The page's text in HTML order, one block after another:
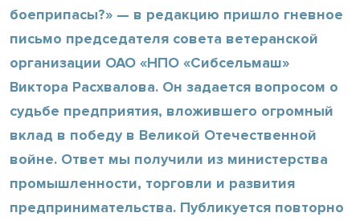
боеприпасы?» — в редакцию пришло гневное
письмо председателя совета ветеранской
организации ОАО «НПО «Сибсельмаш»
Виктора Расхвалова. Он задается вопросом о
судьбе предприятия, вложившего огромный
вклад в победу в Великой Отечественной
войне. Ответ мы получили из министерства
промышленности, торговли и развития
предпринимательства. Публикуется повторно